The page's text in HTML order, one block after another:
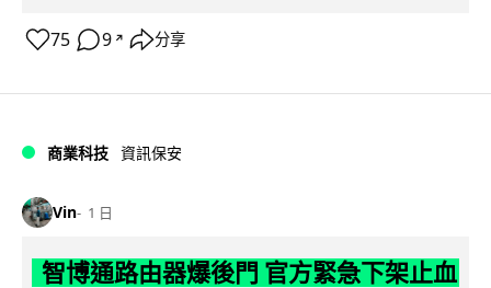
75 9 ↗ 分享
商業科技 資訊保安
Vin 1 日
智博通路由器爆後門 官方緊急下架止血